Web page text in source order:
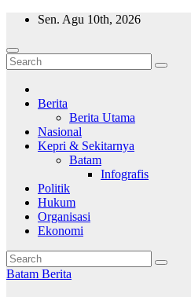
Skip
content
Sen. Agu 10th, 2026
Wajah Batam
CCTV nya kota Batam
Berita
Berita Utama
Nasional
Kepri & Sekitarnya
Batam
Infografis
Politik
Hukum
Organisasi
Ekonomi
Batam Berita